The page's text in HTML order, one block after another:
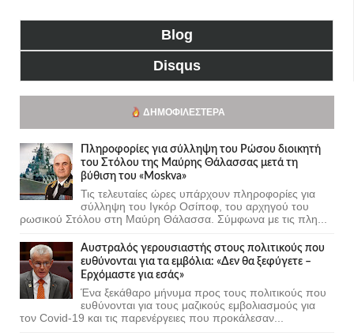
Blog
Disqus
ΔΗΜΟΦΙΛΈΣΤΕΡΑ
Πληροφορίες για σύλληψη του Ρώσου διοικητή
του Στόλου της Mαύρης Θάλασσας μετά τη
βύθιση του «Moskva»
Τις τελευταίες ώρες υπάρχουν πληροφορίες για
σύλληψη του Ιγκόρ Οσίποφ, του αρχηγού του
ρωσικού Στόλου στη Μαύρη Θάλασσα. Σύμφωνα με τις πλη...
Αυστραλός γερουσιαστής στους πολιτικούς που
ευθύνονται για τα εμβόλια: «Δεν θα ξεφύγετε –
Ερχόμαστε για εσάς»
Ένα ξεκάθαρο μήνυμα προς τους πολιτικούς που
ευθύνονται για τους μαζικούς εμβολιασμούς για
τον Covid-19 και τις παρενέργειες που προκάλεσαν...